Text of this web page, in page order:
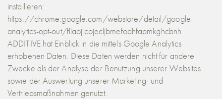
installieren:
https://chrome.google.com/webstore/detail/google-
analytics-opt-out/fllaojicojecljbmefodhfapmkghcbnh
ADDITIVE hat Einblick in die mittels Google Analytics
erhobenen Daten. Diese Daten werden nicht für andere
Zwecke als der Analyse der Benutzung unserer Websites
sowie der Auswertung unserer Marketing- und
Vertriebsmaßnahmen genutzt.